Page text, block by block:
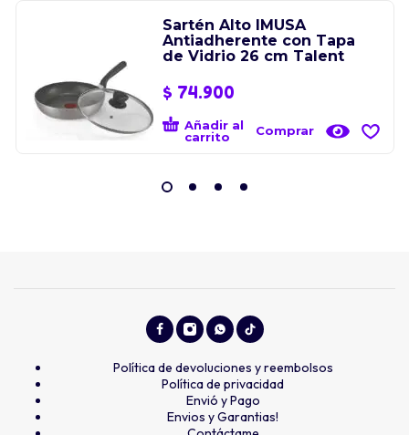
Sartén Alto IMUSA
Antiadherente con Tapa
de Vidrio 26 cm Talent
$ 74.900
Añadir al
carrito
Comprar
Política de devoluciones y reembolsos
Política de privacidad
Envió y Pago
Envios y Garantias!